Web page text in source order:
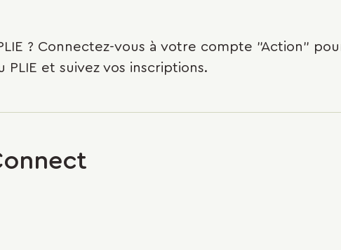
? Connectez-vous à votre compte "Action"
et suivez vos inscriptions.